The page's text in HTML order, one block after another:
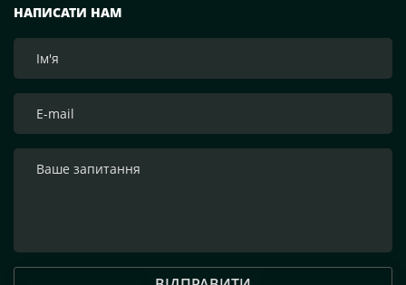
НАПИСАТИ НАМ